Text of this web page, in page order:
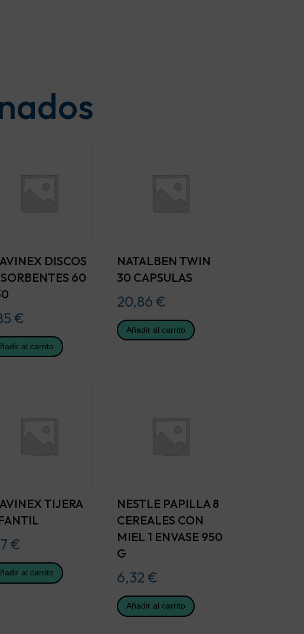
DISCOS
60
€
al carrito
NATALBEN TWIN
30 CAPSULAS
20,86 €
Añadir al carrito
TIJERA
€
al carrito
NESTLE PAPILLA 8
CEREALES CON
MIEL 1 ENVASE 950
G
6,32 €
Añadir al carrito